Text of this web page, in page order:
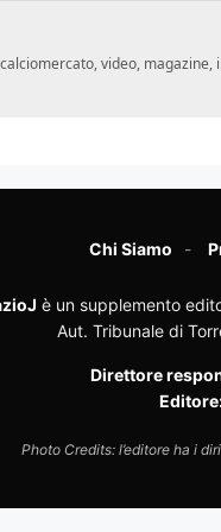
video,
Chi Siamo
è un supplemento
Aut. Tribunale di
Direttore
Photo Credits: l’editore ha i